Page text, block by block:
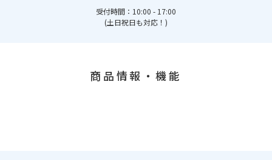
受付時間：10:00 - 17:00
(土日祝日も対応！)
商品情報・機能